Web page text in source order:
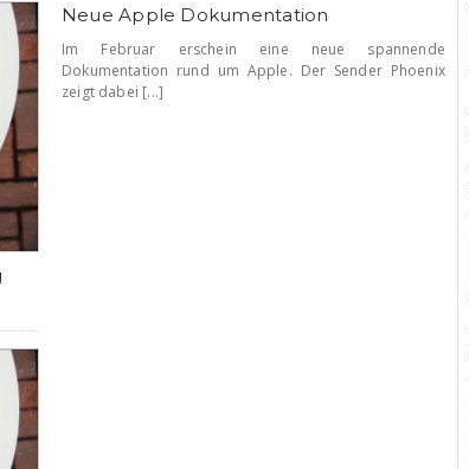
Neue Apple Dokumentation
Im Februar erschein eine neue spannende
Dokumentation rund um Apple. Der Sender Phoenix
zeigt dabei [...]